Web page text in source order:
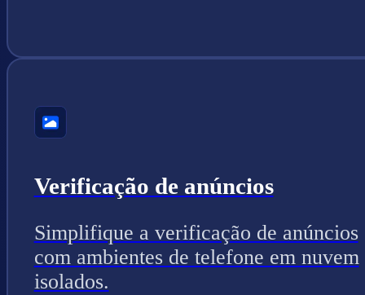
Verificação de anúncios
Simplifique a verificação de anúncios
com ambientes de telefone em nuvem
isolados.